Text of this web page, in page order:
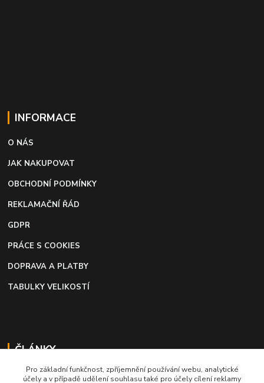
INFORMACE
O NÁS
JAK NAKUPOVAT
OBCHODNÍ PODMÍNKY
REKLAMAČNÍ ŘÁD
GDPR
PRÁCE S COOKIES
DOPRAVA A PLATBY
TABULKY VELIKOSTÍ
ČLÁNKY
Profi lepidlo na boty a kůži
Pro základní funkčnost, zpříjemnění používání webu, analytické
účely a v případě udělení souhlasu také pro účely cílení reklamy